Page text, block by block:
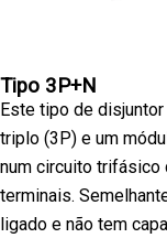
Tipo 3P+N
Este tipo de
triplo (3P) e um
num circuito trifásico
terminais.
ligado e não tem